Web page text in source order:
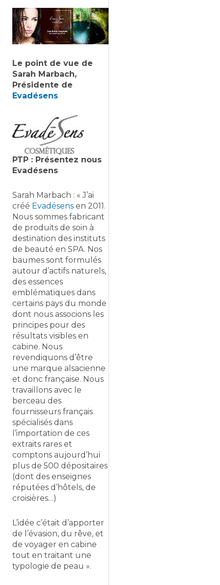
Le point de vue de
Sarah Marbach,
Présidente de
Evadésens
PTP : Présentez nous
Evadésens
Sarah Marbach : « J’ai
créé Evadésens en 2011.
Nous sommes fabricant
de produits de soin à
destination des instituts
de beauté en SPA. Nos
baumes sont formulés
autour d’actifs naturels,
des essences
emblématiques dans
certains pays du monde
dont nous associons les
principes pour des
résultats visibles en
cabine. Nous
revendiquons d’être
une marque alsacienne
et donc française. Nous
travaillons avec le
berceau des
fournisseurs français
spécialisés dans
l’importation de ces
extraits rares et
comptons aujourd’hui
plus de 500 dépositaires
(dont des enseignes
réputées d’hôtels, de
croisières…)
L’idée c’était d’apporter
de l’évasion, du rêve, et
de voyager en cabine
tout en traitant une
typologie de peau ».